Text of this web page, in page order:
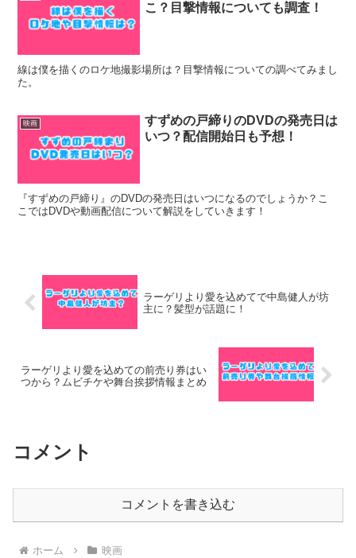
こ？目撃情報についても調査！
線は僕を描くのロケ地撮影場所は？目撃情報についての調べてみまし
た。
映画
すずめの戸締りのDVDの発売日は
いつ？配信開始日も予想！
『すずめの戸締り』のDVDの発売日はいつになるのでしょうか？こ
こではDVDや動画配信について解説をしていきます！
ラーゲリより愛を込めてで中島健人が坊
主に？髪型が話題に！
ラーゲリより愛を込めての前売り券はい
つから？ムビチケや舞台挨拶情報まとめ
コメント
コメントを書き込む
ホーム 映画